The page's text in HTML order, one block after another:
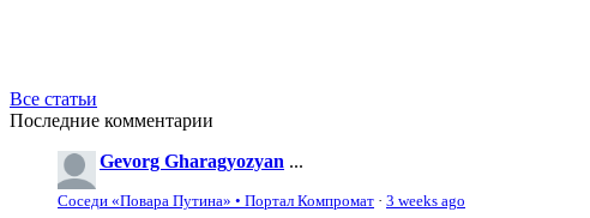
Все статьи
Последние комментарии
Gevorg Gharagyozyan ...
Соседи «Повара Путина» • Портал Компромат · 3 weeks ago